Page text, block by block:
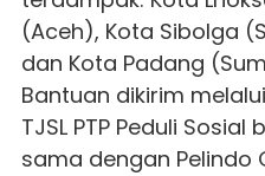
(Aceh), Kota Sibolga
dan Kota Padang
Bantuan dikirim
TJSL PTP Peduli Sosial
sama dengan Pelindo